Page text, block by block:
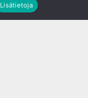
Lisätietoja